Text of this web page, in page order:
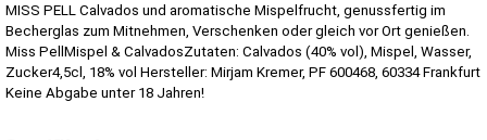
MISS PELL Calvados und aromatische Mispelfrucht, genussfertig im
Becherglas zum Mitnehmen, Verschenken oder gleich vor Ort genießen.
Miss PellMispel & CalvadosZutaten: Calvados (40% vol), Mispel, Wasser,
Zucker4,5cl, 18% vol Hersteller: Mirjam Kremer, PF 600468, 60334 Frankfurt
Keine Abgabe unter 18 Jahren!